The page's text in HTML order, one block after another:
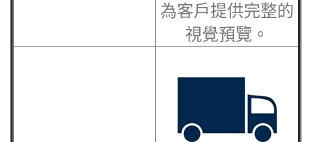
為客戶提供完整的
視覺預覽。